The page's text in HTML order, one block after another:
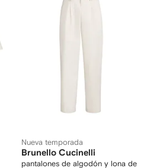
Nueva temporada
Brunello Cucinelli
pantalones de algodón y lona de